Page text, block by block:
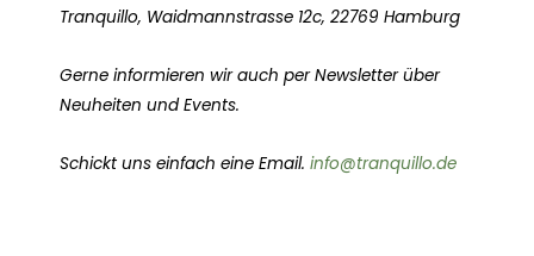
Tranquillo, Waidmannstrasse 12c, 22769 Hamburg
Gerne informieren wir auch per Newsletter über
Neuheiten und Events.
Schickt uns einfach eine Email. info@tranquillo.de